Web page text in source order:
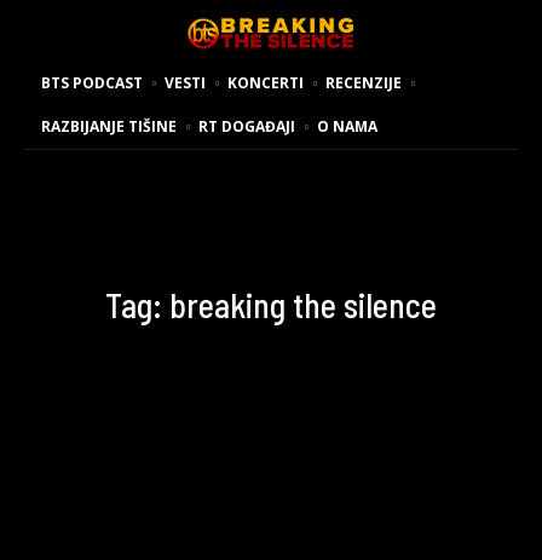
BTS PODCAST VESTI KONCERTI RECENZIJE
RAZBIJANJE TIŠINE RT DOGAĐAJI O NAMA
Tag: breaking the silence